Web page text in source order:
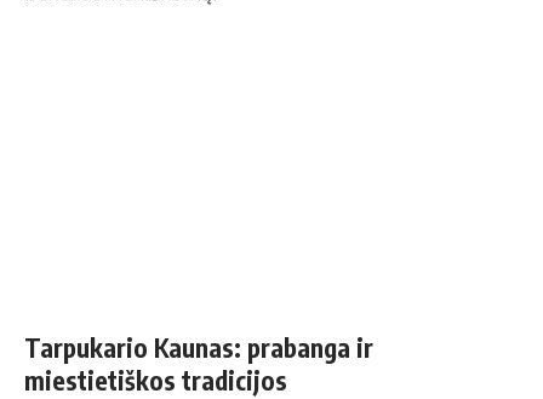
Tarpukario Kaunas: prabanga ir
miestietiškos tradicijos